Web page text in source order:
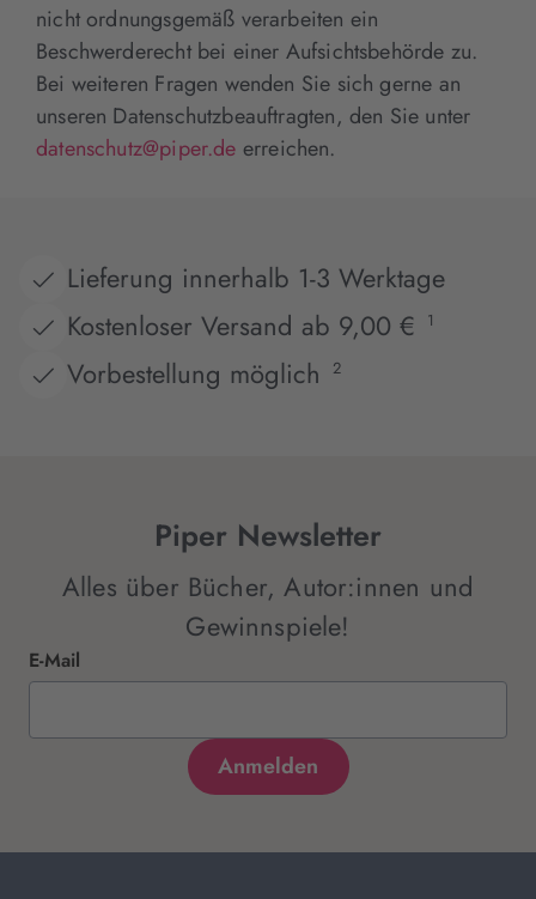
nicht ordnungsgemäß verarbeiten ein
Beschwerderecht bei einer Aufsichtsbehörde zu.
Bei weiteren Fragen wenden Sie sich gerne an
unseren Datenschutzbeauftragten, den Sie unter
datenschutz@piper.de erreichen.
Lieferung innerhalb 1-3 Werktage
Kostenloser Versand ab 9,00 €
1
Vorbestellung möglich 2
Piper Newsletter
Alles über Bücher, Autor:innen und
Gewinnspiele!
E-Mail